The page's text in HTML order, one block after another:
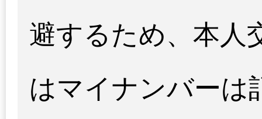
避するため、本人
はマイナンバーは